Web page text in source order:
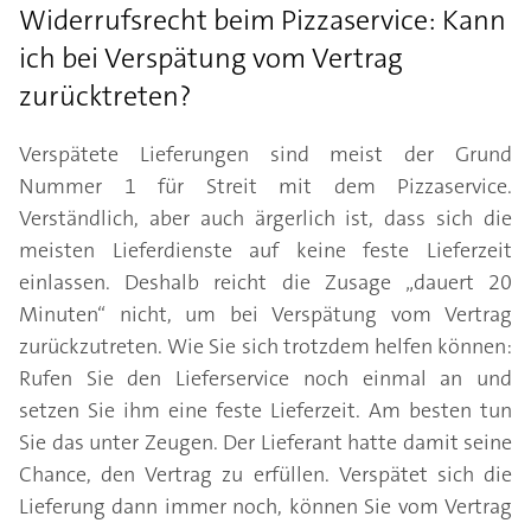
Widerrufsrecht beim Pizzaservice: Kann
ich bei Verspätung vom Vertrag
zurücktreten?
Verspätete Lieferungen sind meist der Grund
Nummer 1 für Streit mit dem Pizzaservice.
Verständlich, aber auch ärgerlich ist, dass sich die
meisten Lieferdienste auf keine feste Lieferzeit
einlassen. Deshalb reicht die Zusage „dauert 20
Minuten“ nicht, um bei Verspätung vom Vertrag
zurückzutreten. Wie Sie sich trotzdem helfen können:
Rufen Sie den Lieferservice noch einmal an und
setzen Sie ihm eine feste Lieferzeit. Am besten tun
Sie das unter Zeugen. Der Lieferant hatte damit seine
Chance, den Vertrag zu erfüllen. Verspätet sich die
Lieferung dann immer noch, können Sie vom Vertrag